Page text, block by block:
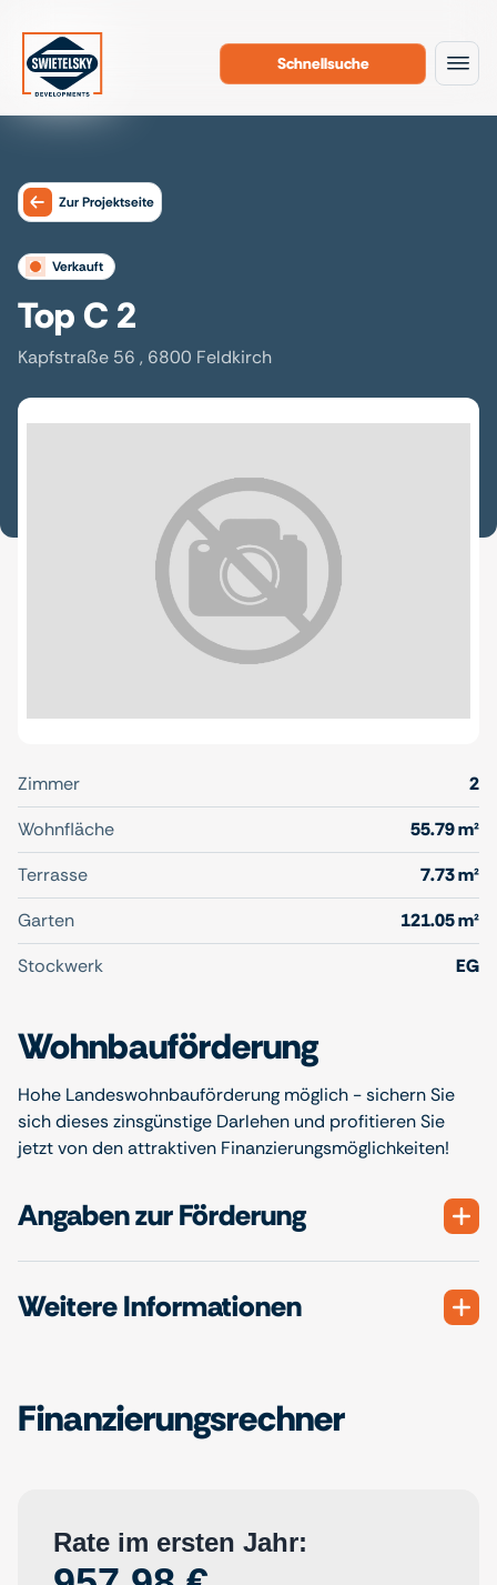
Zum Inhalt Schnellsuche
Zur Projektseite
verkauft
Top C 2
Kapfstraße 56 , 6800 Feldkirch
Zimmer
2
Wohnfläche
55.79 m²
Terrasse
7.73 m²
Garten
121.05 m²
Stockwerk
EG
Wohnbauförderung
Hohe Landeswohnbauförderung möglich - sichern Sie
sich dieses zinsgünstige Darlehen und profitieren Sie
jetzt von den attraktiven Finanzierungsmöglichkeiten!
Angaben zur Förderung
Weitere Informationen
Finanzierungsrechner